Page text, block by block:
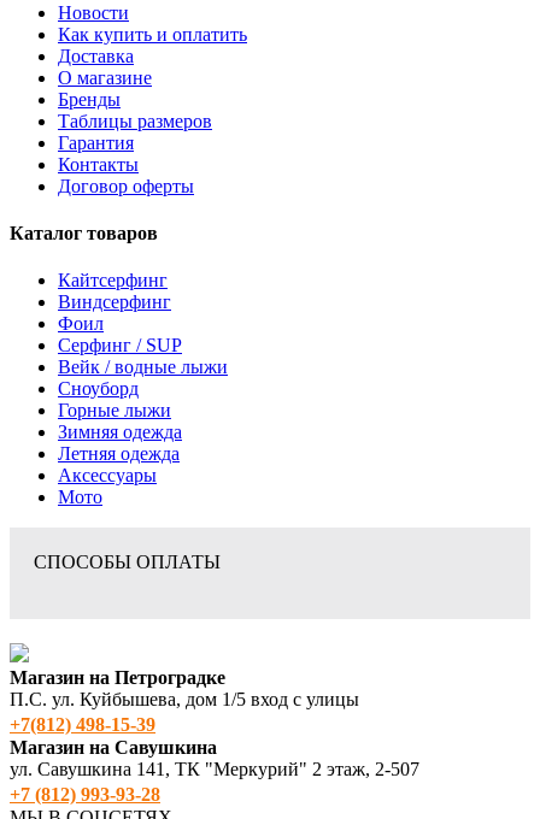
Новости
Как купить и оплатить
Доставка
О магазине
Бренды
Таблицы размеров
Гарантия
Контакты
Договор оферты
Каталог товаров
Кайтсерфинг
Виндсерфинг
Фоил
Серфинг / SUP
Вейк / водные лыжи
Сноуборд
Горные лыжи
Зимняя одежда
Летняя одежда
Аксессуары
Мото
СПОСОБЫ ОПЛАТЫ
Магазин на Петроградке
П.С. ул. Куйбышева, дом 1/5 вход с улицы
+7(812) 498‑15-39
Магазин на Савушкина
ул. Савушкина 141, ТК "Меркурий" 2 этаж, 2-507
+7 (812) 993-93-28